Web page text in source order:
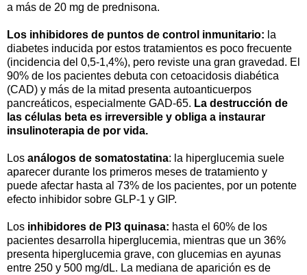
a más de 20 mg de prednisona.
Los inhibidores de puntos de control inmunitario: la
diabetes inducida por estos tratamientos es poco frecuente
(incidencia del 0,5-1,4%), pero reviste una gran gravedad. El
90% de los pacientes debuta con cetoacidosis diabética
(CAD) y más de la mitad presenta autoanticuerpos
pancreáticos, especialmente GAD-65. La destrucción de
las células beta es irreversible y obliga a instaurar
insulinoterapia de por vida.
Los análogos de somatostatina: la hiperglucemia suele
aparecer durante los primeros meses de tratamiento y
puede afectar hasta al 73% de los pacientes, por un potente
efecto inhibidor sobre GLP-1 y GIP.
Los inhibidores de PI3 quinasa: hasta el 60% de los
pacientes desarrolla hiperglucemia, mientras que un 36%
presenta hiperglucemia grave, con glucemias en ayunas
entre 250 y 500 mg/dL. La mediana de aparición es de